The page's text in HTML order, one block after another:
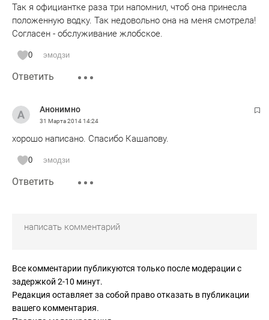
Так я официантке раза три напомнил, чтоб она принесла
положенную водку. Так недовольно она на меня смотрела!
Согласен - обслуживание жлобское.
0 эмодзи
Ответить
Анонимно
31 Марта 201414:24
хорошо написано. Спасибо Кашапову.
0 эмодзи
Ответить
Все комментарии публикуются только после модерации с
задержкой 2-10 минут.
Редакция оставляет за собой право отказать в публикации
вашего комментария.